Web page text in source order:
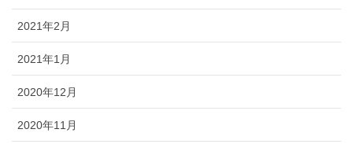
2021年2月
2021年1月
2020年12月
2020年11月